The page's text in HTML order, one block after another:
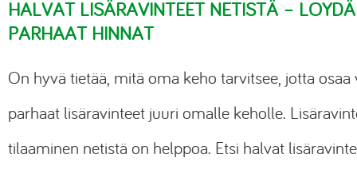
Välityspalkkiot
Yrityslaina
Äänikirjat
Kauppakassit
Kiinteistörahoitus
Vakuutukset
Rahoituslaskuri
HALVAT LISÄRAVINTEET NETISTÄ – LÖYDÄ
PARHAAT HINNAT
On hyvä tietää, mitä oma keho tarvitsee, jotta osaa
parhaat lisäravinteet juuri omalle keholle.
tilaaminen netistä on helppoa. Etsi halvat